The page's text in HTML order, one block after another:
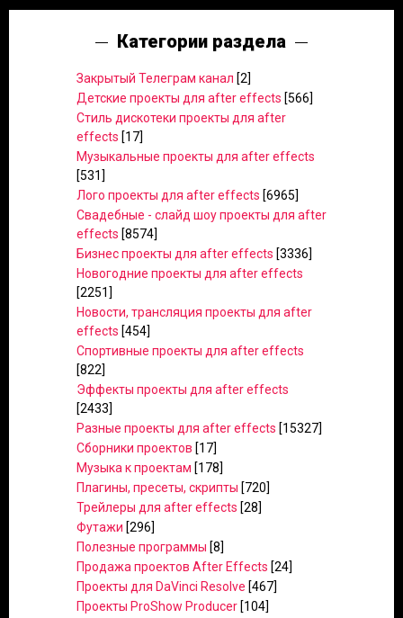
Категории раздела
Закрытый Телеграм канал [2]
Детские проекты для after effects [566]
Стиль дискотеки проекты для after
effects [17]
Музыкальные проекты для after effects
[531]
Лого проекты для after effects [6965]
Свадебные - слайд шоу проекты для after
effects [8574]
Бизнес проекты для after effects [3336]
Новогодние проекты для after effects
[2251]
Новости, трансляция проекты для after
effects [454]
Спортивные проекты для after effects
[822]
Эффекты проекты для after effects
[2433]
Разные проекты для after effects [15327]
Сборники проектов [17]
Музыка к проектам [178]
Плагины, пресеты, скрипты [720]
Трейлеры для after effects [28]
Футажи [296]
Полезные программы [8]
Продажа проектов After Effects [24]
Проекты для DaVinci Resolve [467]
Проекты ProShow Producer [104]